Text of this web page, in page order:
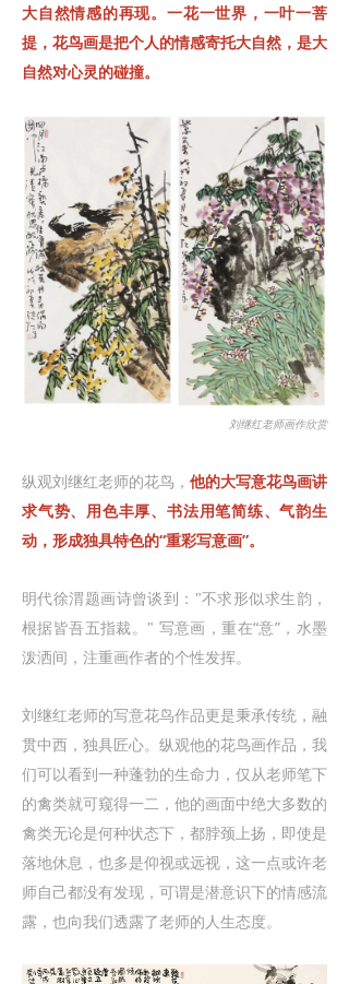
大自然情感的再现。一花一世界，一叶一菩
提，花鸟画是把个人的情感寄托大自然，是大
自然对心灵的碰撞。
刘继红老师画作欣赏
纵观刘继红老师的花鸟， 他的大写意花鸟画讲
求气势、用色丰厚、书法用笔简练、气韵生
动，形成独具特色的“重彩写意画”。
明代徐渭题画诗曾谈到："不求形似求生韵，
根据皆吾五指裁。" 写意画，重在“意”，水墨
泼洒间，注重画作者的个性发挥。
刘继红老师的写意花鸟作品更是秉承传统，融
贯中西，独具匠心。纵观他的花鸟画作品，我
们可以看到一种蓬勃的生命力，仅从老师笔下
的禽类就可窥得一二，他的画面中绝大多数的
禽类无论是何种状态下，都脖颈上扬，即使是
落地休息，也多是仰视或远视，这一点或许老
师自己都没有发现，可谓是潜意识下的情感流
露，也向我们透露了老师的人生态度。